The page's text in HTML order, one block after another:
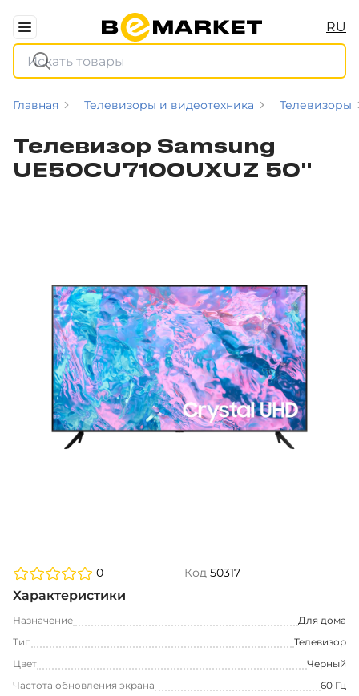
RU
Главная Телевизоры и видеотехника Телевизоры
Телевизор Samsung
UE50CU7100UXUZ 50"
0 Код 50317
Характеристики
Назначение
Для дома
Тип
Телевизор
Цвет
Черный
Частота обновления экрана
60 Гц